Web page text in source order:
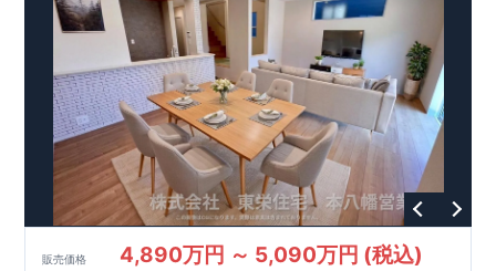
販売価格 4,890万円 ～ 5,090万円 (税込)